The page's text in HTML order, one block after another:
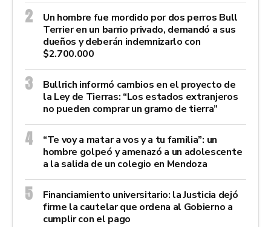
Un hombre fue mordido por dos perros Bull
Terrier en un barrio privado, demandó a sus
dueños y deberán indemnizarlo con
$2.700.000
Bullrich informó cambios en el proyecto de
la Ley de Tierras: “Los estados extranjeros
no pueden comprar un gramo de tierra”
“Te voy a matar a vos y a tu familia”: un
hombre golpeó y amenazó a un adolescente
a la salida de un colegio en Mendoza
Financiamiento universitario: la Justicia dejó
firme la cautelar que ordena al Gobierno a
cumplir con el pago